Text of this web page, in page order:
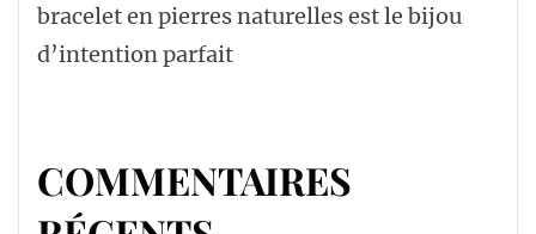
bracelet en pierres naturelles est le bijou
d’intention parfait
COMMENTAIRES